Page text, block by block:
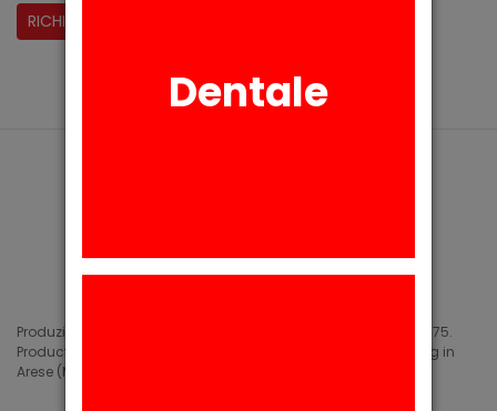
RICHIESTA INFORMAZIONI
Produzione di siliconi medicali e industriali in Arese (MI) dal 1975.
Production of medical and industrial silicones. Manufacturing in
Arese (MI) since 1975.
Dentale